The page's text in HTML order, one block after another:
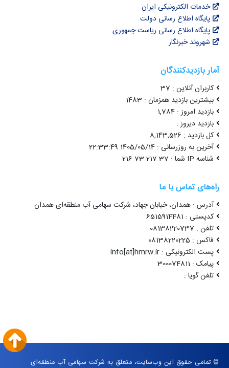
خدمات الکترونیکی ایران
پایگاه اطلاع رسانی دولت
پایگاه اطلاع رسانی ریاست جمهوری
شهروند خبرنگار
آمار بازدیدکنندگان
کاربران آنلاین : 37
بیشترین بازدید همزمان : 1483
بازدید امروز : 1,784
بازدید دیروز :
کل بازدید : 8,143,526
آخرین به روزرسانی : 1405/05/14 22:33:49
شناسه IP شما : 216.73.217.37
راه‌های تماس با ما
آدرس : همدان، خیابان جهاد، شرکت سهامی آب منطقه‌ای همدان
کدپستی : 6515914481
تلفن : 08138220737
فاکس : 08138220225
پست الکترونیکی : info[at]hmrw.ir
پیامک : 300074811
تلفن گویا :
© تمامی حقوق این وب‌سایت، متعلق به شرکت سهامی آب منطقه‌ای